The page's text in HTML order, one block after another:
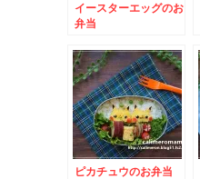
イースターエッグのお
弁当
ピカチュウのお弁当